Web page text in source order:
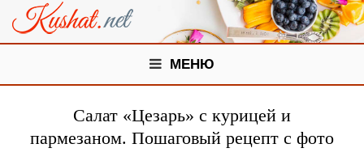
МЕНЮ
Салат «Цезарь» с курицей и
пармезаном. Пошаговый рецепт с фото